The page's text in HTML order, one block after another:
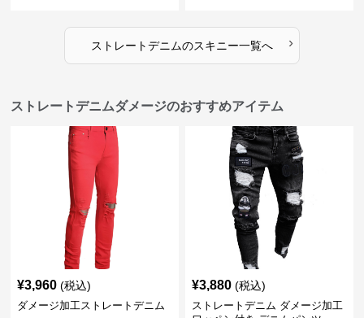
ストレートデニムのスキニー一覧へ ›
ストレートデニムダメージのおすすめアイテム
¥3,960 (税込)
ダメージ加工ストレートデニム
¥3,880 (税込)
ストレートデニム ダメージ加工